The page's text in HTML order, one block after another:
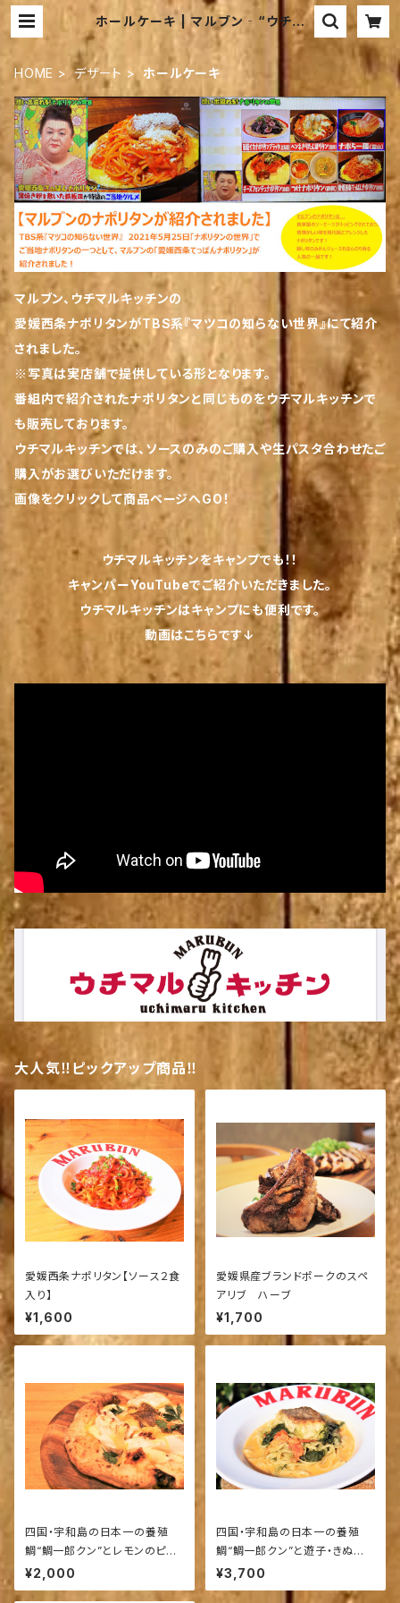
ホールケーキ | マルブン‐“ウチマ
ル” キッチン-
HOME デザート ホールケーキ
マルブン、ウチマルキッチンの
愛媛西条ナポリタンがTBS系『マツコの知らない世界』にて紹介
されました。
※写真は実店舗で提供している形となります。
番組内で紹介されたナポリタンと同じものをウチマルキッチンで
も販売しております。
ウチマルキッチンでは、ソースのみのご購入や生パスタ合わせたご
購入がお選びいただけます。
画像をクリックして商品ページへGO！
ウチマルキッチンをキャンプでも！！
キャンパーYouTubeでご紹介いただきました。
ウチマルキッチンはキャンプにも便利です。
動画はこちらです↓
大人気‼ピックアップ商品‼
愛媛西条ナポリタン【ソース２食
入り】
¥1,600
愛媛県産ブランドポークのスペ
アリブ ハーブ
¥1,700
四国・宇和島の日本一の養殖
鯛“鯛一郎クン”とレモンのピッ
ツァ
¥2,000
四国・宇和島の日本一の養殖
鯛“鯛一郎クン”と遊子・きぬ青
のりのトマトクリームソース【ソ
ース２食入り】
¥3,700